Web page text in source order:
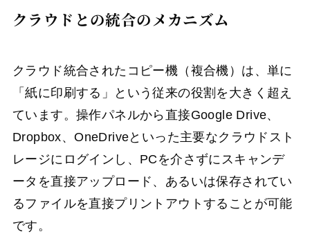
クラウドとの統合のメカニズム
クラウド統合されたコピー機（複合機）は、単に
「紙に印刷する」という従来の役割を大きく超え
ています。操作パネルから直接Google Drive、
Dropbox、OneDriveといった主要なクラウドスト
レージにログインし、PCを介さずにスキャンデ
ータを直接アップロード、あるいは保存されてい
るファイルを直接プリントアウトすることが可能
です。